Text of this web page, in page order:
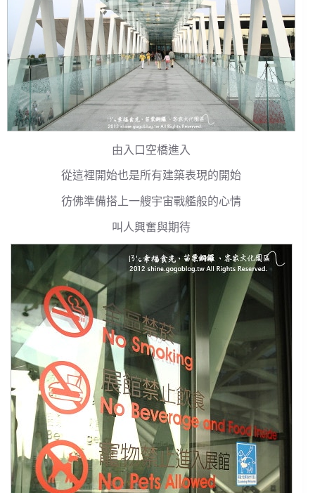
由入口空橋進入
從這裡開始也是所有建築表現的開始
彷佛準備搭上一艘宇宙戰艦般的心情
叫人興奮與期待